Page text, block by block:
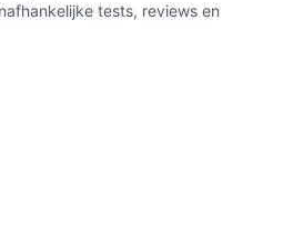
tests, reviews en